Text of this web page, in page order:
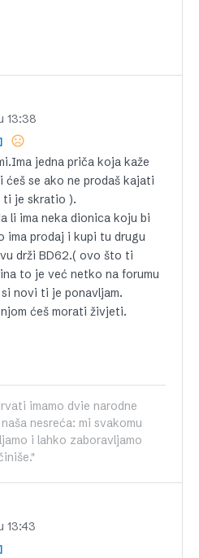
13:38
jedna priča koja kaže
se ako ne prodaš kajati
ti je skratio ).
li ima neka dionica koju bi
ima prodaj i kupi tu drugu
drži BD62.( ovo što ti
to je već netko na forumu
novi ti je ponavljam.
ćeš morati živjeti.
imamo dvie narodne
nesreća: mi svakomu
i lahko zaboravljamo
13:43